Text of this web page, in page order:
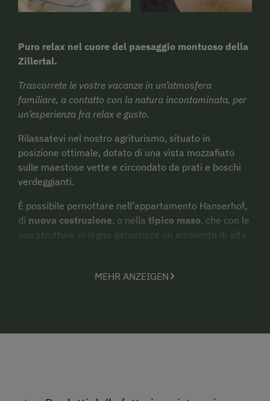
Puro relax nel cuore del paesaggio montuoso della
Zillertal.
Trascorrete le vostre vacanze in un’atmosfera
familiare, a contatto con la natura incontaminata, per
un’esperienza fra relax e gusto.
Rilassatevi nel nostro agriturismo, situato in
posizione ottimale, dotato di una vista mozzafiato
sulle maestose vette e circondato da prati e boschi
verdeggianti.
È possibile pernottare nell’appartamento Hanserhof,
di nuova costruzione, o nella tipico maso, che con le
sue strutture in legno garantisce un ambiente di alta
Agriturismo insignito di quattro fiori per la qualità,
MEHR ANZEIGEN